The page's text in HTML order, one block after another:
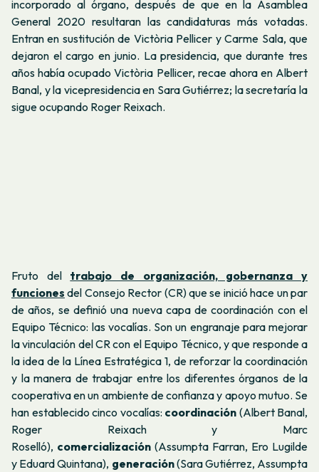
incorporado al órgano, después de que en la Asamblea
General 2020 resultaran las candidaturas más votadas.
Entran en sustitución de Victòria Pellicer y Carme Sala, que
dejaron el cargo en junio. La presidencia, que durante tres
años había ocupado Victòria Pellicer, recae ahora en Albert
Banal, y la vicepresidencia en Sara Gutiérrez; la secretaría la
sigue ocupando Roger Reixach.
Fruto del trabajo de organización, gobernanza y
funciones del Consejo Rector (CR) que se inició hace un par
de años, se definió una nueva capa de coordinación con el
Equipo Técnico: las vocalías. Son un engranaje para mejorar
la vinculación del CR con el Equipo Técnico, y que responde a
la idea de la Línea Estratégica 1, de reforzar la coordinación
y la manera de trabajar entre los diferentes órganos de la
cooperativa en un ambiente de confianza y apoyo mutuo. Se
han establecido cinco vocalías: coordinación (Albert Banal,
Roger Reixach y Marc
Roselló), comercialización (Assumpta Farran, Ero Lugilde
y Eduard Quintana), generación(Sara Gutiérrez, Assumpta